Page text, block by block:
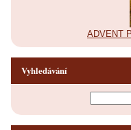
ADVENT
Vyhledávání